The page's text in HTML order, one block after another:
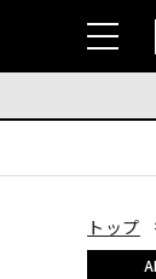
トップ
AI